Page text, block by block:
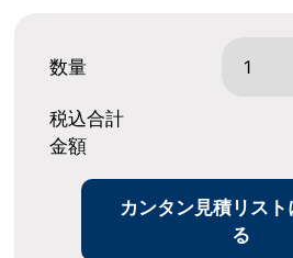
数量
税込合計
金額
カンタン見積リス
る